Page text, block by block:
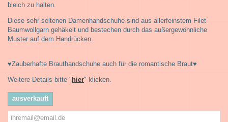
bleich zu halten.
Diese sehr seltenen Damenhandschuhe sind aus allerfeinstem Filet
Baumwollgarn gehäkelt und bestechen durch das außergewöhnliche
Muster auf dem Handrücken.
♥Zauberhafte Brauthandschuhe auch für die romantische Braut♥
Weitere Details bitte "hier" klicken.
ausverkauft